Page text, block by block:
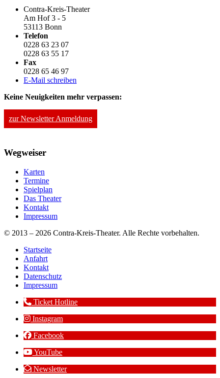
Contra-Kreis-Theater
Am Hof 3 - 5
53113 Bonn
Telefon
0228 63 23 07
0228 63 55 17
Fax
0228 65 46 97
E-Mail schreiben
Keine Neuigkeiten mehr verpassen:
zur Newsletter Anmeldung
Wegweiser
Karten
Termine
Spielplan
Das Theater
Kontakt
Impressum
© 2013 – 2026 Contra-Kreis-Theater. Alle Rechte vorbehalten.
Startseite
Anfahrt
Kontakt
Datenschutz
Impressum
Ticket Hotline
Instagram
Facebook
YouTube
Newsletter